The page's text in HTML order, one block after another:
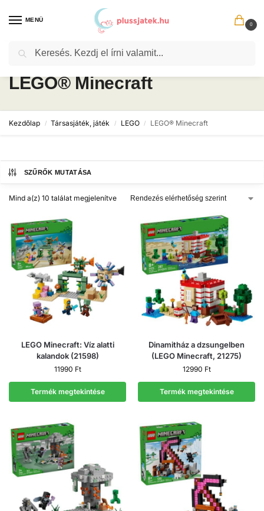
MENÜ
0
LEGO® Minecraft
Kezdőlap / Társasjáték, játék / LEGO / LEGO® Minecraft
SZŰRŐK MUTATÁSA
Mind a(z) 10 találat megjelenítve
LEGO Minecraft: Víz alatti
kalandok (21598)
11990 Ft
Termék megtekintése
Dinamitház a dzsungelben
(LEGO Minecraft, 21275)
12990 Ft
Termék megtekintése